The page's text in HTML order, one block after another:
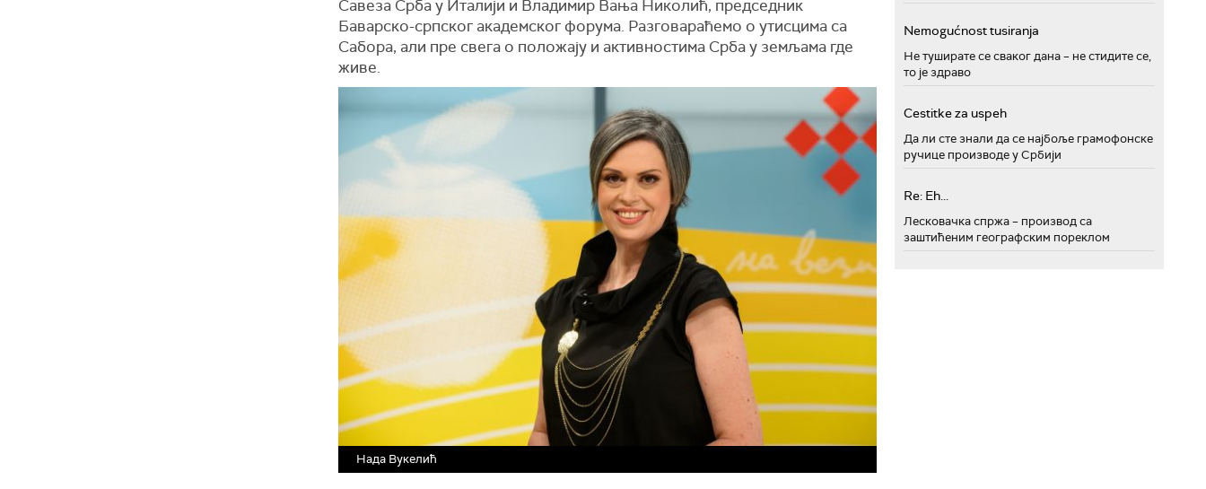
Савеза Срба у Италији и Владимир Вања Николић, председник
Баварско-српског академског форума. Разговараћемо о утисцима са
Сабора, али пре свега о положају и активностима Срба у земљама где
живе.
Нада Вукелић
Nemogućnost tusiranja
Не туширате се сваког дана – не стидите се,
то је здраво
Cestitke za uspeh
Да ли сте знали да се најбоље грамофонске
ручице производе у Србији
Re: Eh...
Лесковачка спржа – производ са
заштићеним географским пореклом